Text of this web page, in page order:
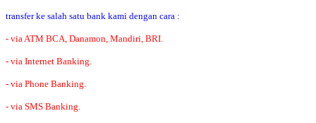
transfer ke salah satu bank kami dengan cara :
- via ATM BCA, Danamon, Mandiri, BRI.
- via Internet Banking.
- via Phone Banking.
- via SMS Banking.